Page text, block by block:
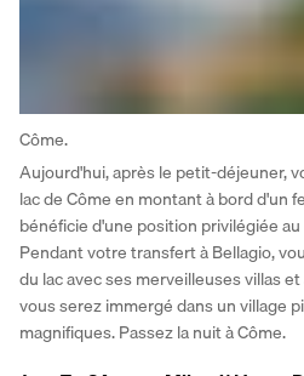
Côme.
Aujourd'hui, après le petit-déjeuner,
lac de Côme en montant à bord d'un
bénéficie d'une position privilégiée
Pendant votre transfert à Bellagio,
du lac avec ses merveilleuses villas
vous serez immergé dans un village
magnifiques. Passez la nuit à Côme.